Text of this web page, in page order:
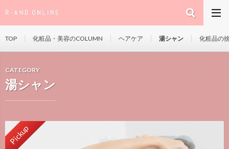
TOP 化粧品・美容のCOLUMN ヘアケア 湯シャン 化粧品の
CATEGORY
湯シャン
Pickup